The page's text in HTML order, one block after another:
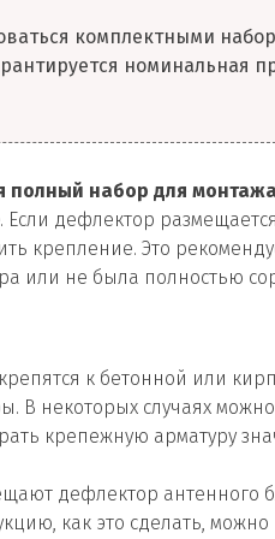
комплектными
номинальная
полный набор для
. Если дефлектор
крепление. Это
или не была полностью
к бетонной или
В некоторых случаях
крепежную арматуру
дефлектор антенного
как это сделать,